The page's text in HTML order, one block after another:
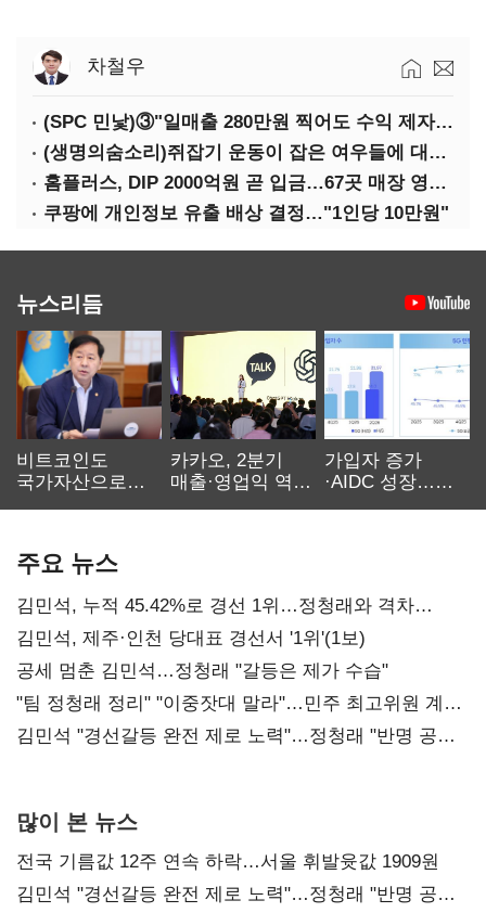
차철우
(SPC 민낯)③"일매출 280만원 찍어도 수익 제자리"…점주 울리는 '상시 할인'
(생명의숨소리)쥐잡기 운동이 잡은 여우들에 대하여
홈플러스, DIP 2000억원 곧 입금…67곳 매장 영업 재개 예정
쿠팡에 개인정보 유출 배상 결정…"1인당 10만원"
뉴스리듬
비트코인도
국가자산으로…'
카카오, 2분기
매출·영업익 역대
가입자 증가
·AIDC 성장…
주요 뉴스
김민석, 누적 45.42%로 경선 1위…정청래와 격차
0.86%p(2보)
김민석, 제주·인천 당대표 경선서 '1위'(1보)
공세 멈춘 김민석…정청래 "갈등은 제가 수습"
"팀 정청래 정리" "이중잣대 말라"…민주 최고위원 계파
다툼 격화
김민석 "경선갈등 완전 제로 노력"…정청래 "반명 공세
많이 본 뉴스
전국 기름값 12주 연속 하락…서울 휘발윳값 1909원
김민석 "경선갈등 완전 제로 노력"…정청래 "반명 공세